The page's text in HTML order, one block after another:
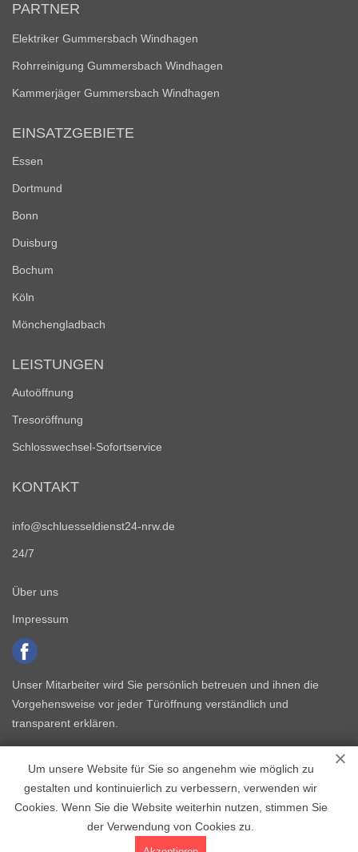
Um unsere Website für Sie so angenehm wie möglich zu
gestalten und kontinuierlich zu verbessern, verwenden wir
Cookies. Wenn Sie die Website weiterhin nutzen, stimmen Sie
der Verwendung von Cookies zu.
PARTNER
Elektriker Gummersbach Windhagen
Rohrreinigung Gummersbach Windhagen
Kammerjäger Gummersbach Windhagen
EINSATZGEBIETE
Essen
Dortmund
Bonn
Duisburg
Bochum
Köln
Mönchengladbach
LEISTUNGEN
Autoöffnung
Tresoröffnung
Schlosswechsel-Sofortservice
KONTAKT
info@schluesseldienst24-nrw.de
24/7
Über uns
Impressum
Unser Mitarbeiter wird Sie persönlich betreuen und ihnen die
Vorgehensweise vor jeder Türöffnung verständlich und
transparent erklären.
Copyright © 2015 - 2026 Schlüsseldienst NRW